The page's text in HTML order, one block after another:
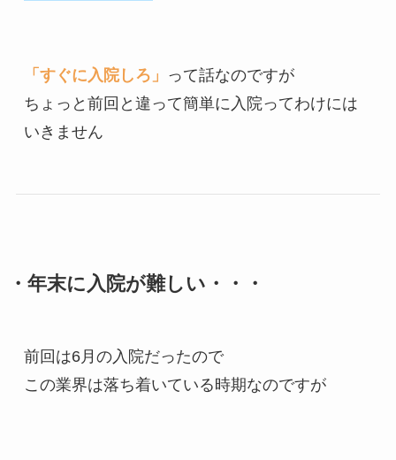
「すぐに入院しろ」 って話なのですが
ちょっと前回と違って簡単に入院ってわけには
いきません
・年末に入院が難しい・・・
前回は6月の入院だったので
この業界は落ち着いている時期なのですが